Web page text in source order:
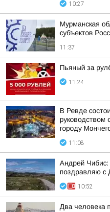
10:27
Мурманская
субъектов
11:37
Пьяный за
11:24
В Ревде
руководством
городу
11:08
Андрей Чибис:
поздравляю с
10:52
Два человека